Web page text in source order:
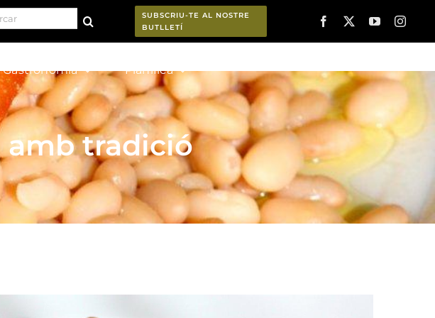
for:
SUBSCRIU-TE AL NOSTRE
BUTLLETÍ
Gastronomia Planifica
amb tradició